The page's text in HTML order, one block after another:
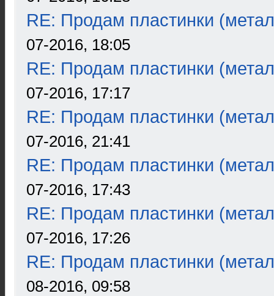
RE: Продам пластинки
07-2016, 18:05
RE: Продам пластинки
07-2016, 17:17
RE: Продам пластинки
07-2016, 21:41
RE: Продам пластинки
07-2016, 17:43
RE: Продам пластинки
07-2016, 17:26
RE: Продам пластинки
08-2016, 09:58